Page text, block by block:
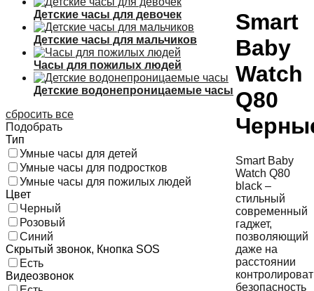
Детские часы для девочек
Детские часы для мальчиков
Часы для пожилых людей
Детские водонепроницаемые часы
сбросить все
Подобрать
Тип
Умные часы для детей
Умные часы для подростков
Умные часы для пожилых людей
Цвет
Черный
Розовый
Синий
Скрытый звонок, Кнопка SOS
Есть
Видеозвонок
Smart
Baby
Watch
Q80
Smart Baby
Watch Q80
black –
стильный
современный
гаджет,
позволяющий
даже на
расстоянии
безопасность